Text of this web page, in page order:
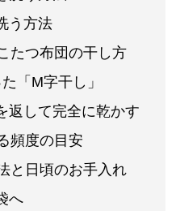
う方法
たつ布団の干し方
「M字干し」
して完全に乾かす
頻度の目安
と日頃のお手入れ
へ